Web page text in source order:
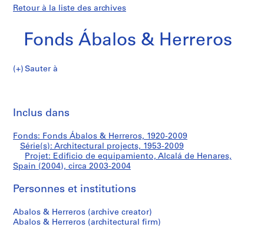
Retour à la liste des archives
Fonds Ábalos & Herreros
Sauter à
d
s
Á
a
o
&
de
equipamiento,
Alcalá
de
Henares,
Inclus dans
Fonds: Fonds Ábalos & Herreros, 1920-2009
Série(s): Architectural projects, 1953-2009
Projet: Edificio de equipamiento, Alcalá de Henares,
Spain (2004), circa 2003-2004
Personnes et institutions
Abalos & Herreros (archive creator)
Abalos & Herreros (architectural firm)